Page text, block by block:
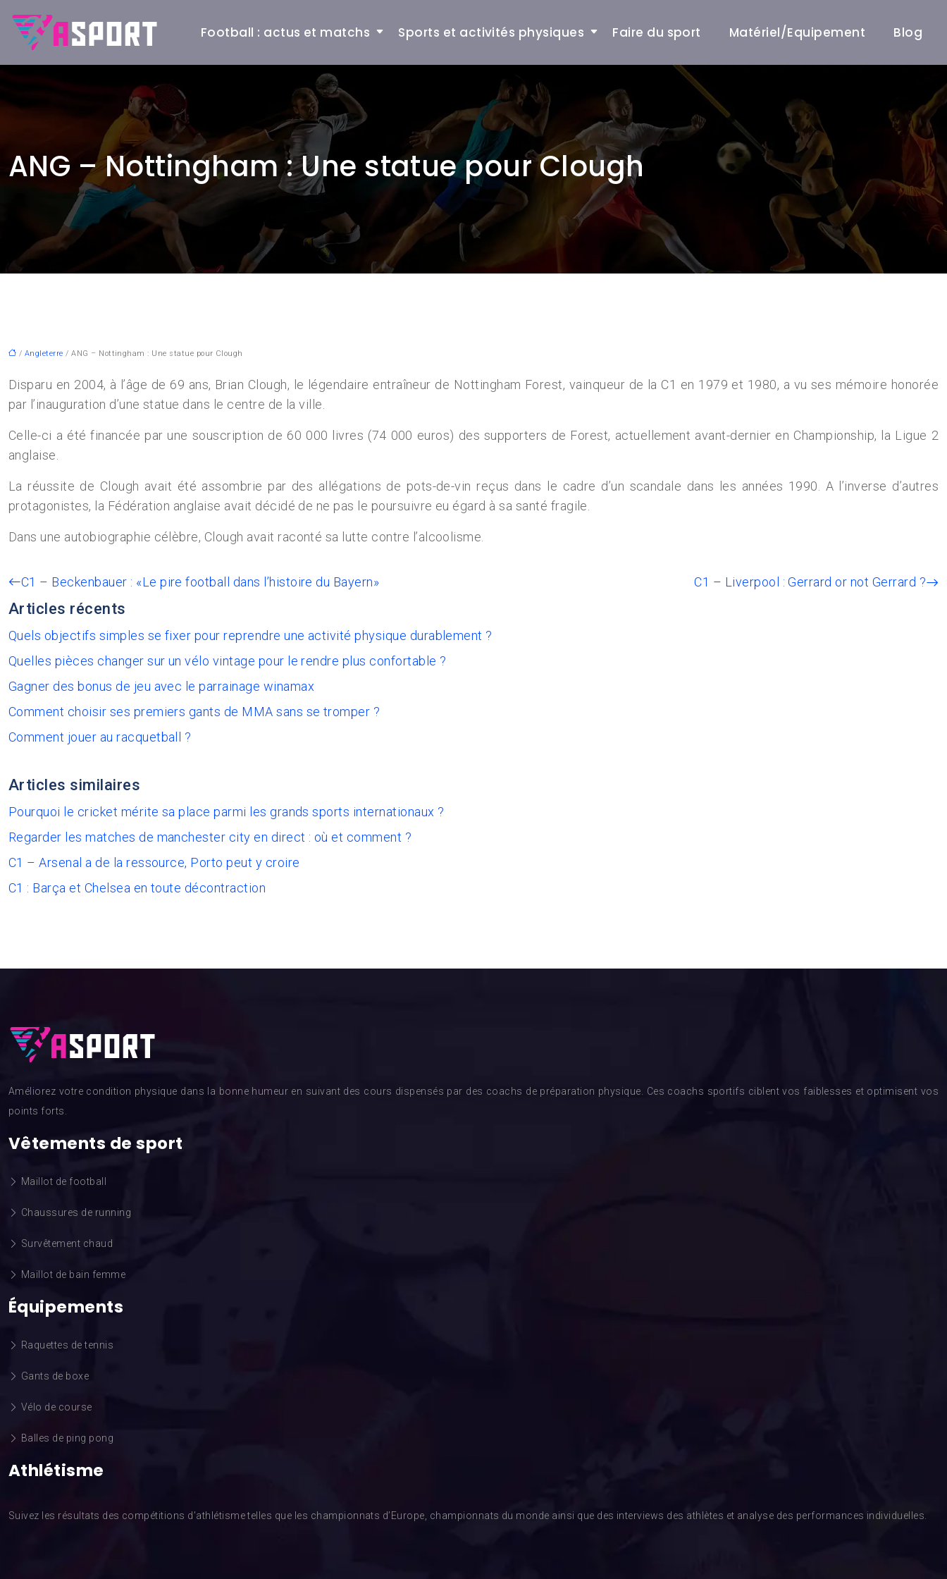
Football : actus et matchs Sports et activités physiques Faire du sport Matériel/Equipement Blog
ANG – Nottingham : Une statue pour Clough
/ Angleterre / ANG – Nottingham : Une statue pour Clough
Disparu en 2004, à l’âge de 69 ans, Brian Clough, le légendaire entraîneur de Nottingham Forest, vainqueur de la C1 en 1979 et 1980, a vu ses mémoire honorée
par l’inauguration d’une statue dans le centre de la ville.
Celle-ci a été financée par une souscription de 60 000 livres (74 000 euros) des supporters de Forest, actuellement avant-dernier en Championship, la Ligue 2
anglaise.
La réussite de Clough avait été assombrie par des allégations de pots-de-vin reçus dans le cadre d’un scandale dans les années 1990. A l’inverse d’autres
protagonistes, la Fédération anglaise avait décidé de ne pas le poursuivre eu égard à sa santé fragile.
Dans une autobiographie célèbre, Clough avait raconté sa lutte contre l’alcoolisme.
C1 – Beckenbauer : «Le pire football dans l’histoire du Bayern» C1 – Liverpool : Gerrard or not Gerrard ?
Articles récents
Quels objectifs simples se fixer pour reprendre une activité physique durablement ?
Quelles pièces changer sur un vélo vintage pour le rendre plus confortable ?
Gagner des bonus de jeu avec le parrainage winamax
Comment choisir ses premiers gants de MMA sans se tromper ?
Comment jouer au racquetball ?
Articles similaires
Pourquoi le cricket mérite sa place parmi les grands sports internationaux ?
Regarder les matches de manchester city en direct : où et comment ?
C1 – Arsenal a de la ressource, Porto peut y croire
C1 : Barça et Chelsea en toute décontraction
Améliorez votre condition physique dans la bonne humeur en suivant des cours dispensés par des coachs de préparation physique. Ces coachs sportifs ciblent vos faiblesses et optimisent vos
points forts.
Vêtements de sport
Maillot de football
Chaussures de running
Survêtement chaud
Maillot de bain femme
Équipements
Raquettes de tennis
Gants de boxe
Vélo de course
Balles de ping pong
Athlétisme
Suivez les résultats des compétitions d’athlétisme telles que les championnats d’Europe, championnats du monde ainsi que des interviews des athlètes et analyse des performances individuelles.